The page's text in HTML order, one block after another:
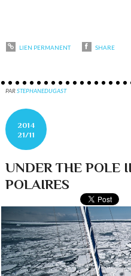
LIEN PERMANENT SHARE
PARSTEPHANEDUGAST
2014
21/11
UNDER THE POLE
POLAIRES